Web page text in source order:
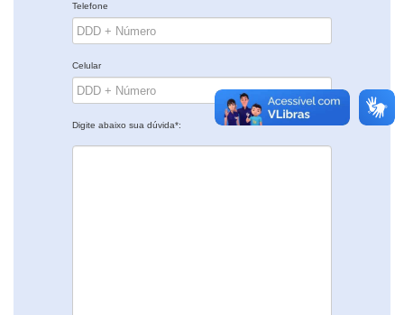
Telefone
Celular
Digite abaixo sua dúvida*: